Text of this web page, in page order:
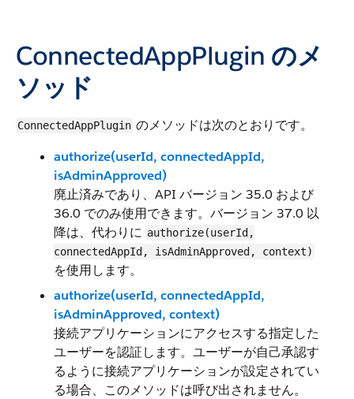
ConnectedAppPlugin のメ
ソッド
ConnectedAppPlugin のメソッドは次のとおりです。
authorize(userId, connectedAppId,
isAdminApproved)
廃止済みであり、API バージョン 35.0 および
36.0 でのみ使用できます。バージョン 37.0 以
降は、代わりに authorize(userId,
connectedAppId, isAdminApproved, context)
を使用します。
authorize(userId, connectedAppId,
isAdminApproved, context)
接続アプリケーションにアクセスする指定した
ユーザーを認証します。ユーザーが自己承認す
るように接続アプリケーションが設定されてい
る場合、このメソッドは呼び出されません。